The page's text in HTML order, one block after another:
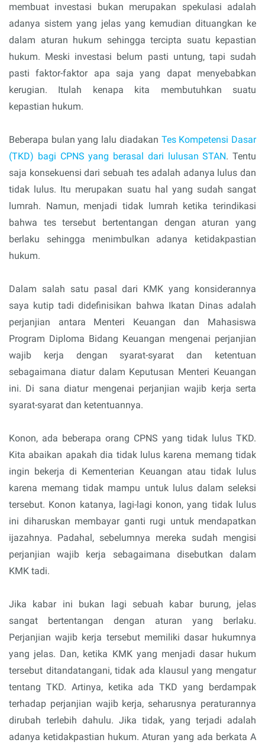
membuat investasi bukan merupakan spekulasi adalah
adanya sistem yang jelas yang kemudian dituangkan ke
dalam aturan hukum sehingga tercipta suatu kepastian
hukum. Meski investasi belum pasti untung, tapi sudah
pasti faktor-faktor apa saja yang dapat menyebabkan
kerugian. Itulah kenapa kita membutuhkan suatu
kepastian hukum.
Beberapa bulan yang lalu diadakan Tes Kompetensi Dasar
(TKD) bagi CPNS yang berasal dari lulusan STAN. Tentu
saja konsekuensi dari sebuah tes adalah adanya lulus dan
tidak lulus. Itu merupakan suatu hal yang sudah sangat
lumrah. Namun, menjadi tidak lumrah ketika terindikasi
bahwa tes tersebut bertentangan dengan aturan yang
berlaku sehingga menimbulkan adanya ketidakpastian
hukum.
Dalam salah satu pasal dari KMK yang konsiderannya
saya kutip tadi didefinisikan bahwa Ikatan Dinas adalah
perjanjian antara Menteri Keuangan dan Mahasiswa
Program Diploma Bidang Keuangan mengenai perjanjian
wajib kerja dengan syarat-syarat dan ketentuan
sebagaimana diatur dalam Keputusan Menteri Keuangan
ini. Di sana diatur mengenai perjanjian wajib kerja serta
syarat-syarat dan ketentuannya.
Konon, ada beberapa orang CPNS yang tidak lulus TKD.
Kita abaikan apakah dia tidak lulus karena memang tidak
ingin bekerja di Kementerian Keuangan atau tidak lulus
karena memang tidak mampu untuk lulus dalam seleksi
tersebut. Konon katanya, lagi-lagi konon, yang tidak lulus
ini diharuskan membayar ganti rugi untuk mendapatkan
ijazahnya. Padahal, sebelumnya mereka sudah mengisi
perjanjian wajib kerja sebagaimana disebutkan dalam
KMK tadi.
Jika kabar ini bukan lagi sebuah kabar burung, jelas
sangat bertentangan dengan aturan yang berlaku.
Perjanjian wajib kerja tersebut memiliki dasar hukumnya
yang jelas. Dan, ketika KMK yang menjadi dasar hukum
tersebut ditandatangani, tidak ada klausul yang mengatur
tentang TKD. Artinya, ketika ada TKD yang berdampak
terhadap perjanjian wajib kerja, seharusnya peraturannya
dirubah terlebih dahulu. Jika tidak, yang terjadi adalah
adanya ketidakpastian hukum. Aturan yang ada berkata A